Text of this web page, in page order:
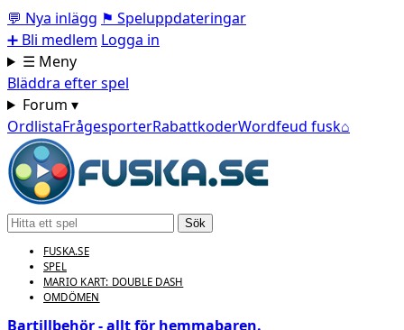
💬 Nya inlägg ⚑ Speluppdateringar
➕ Bli medlem Logga in
☰ Meny
Bläddra efter spel
Forum ▾
OrdlistaFrågesporterRabattkoderWordfeud fusk⌂
Sök
FUSKA.SE
SPEL
MARIO KART: DOUBLE DASH
OMDÖMEN
Bartillbehör - allt för hemmabaren.